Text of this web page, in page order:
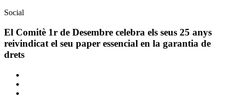
Àmbit
la
notícia
Social
El Comitè 1r de Desembre celebra els seus 25 anys
reivindicat el seu paper essencial en la garantia de
drets
Comparteix